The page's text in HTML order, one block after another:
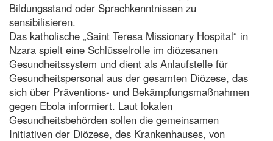
Bildungsstand oder Sprachkenntnissen zu
sensibilisieren.
Das katholische „Saint Teresa Missionary Hospital“ in
Nzara spielt eine Schlüsselrolle im diözesanen
Gesundheitssystem und dient als Anlaufstelle für
Gesundheitspersonal aus der gesamten Diözese, das
sich über Präventions- und Bekämpfungsmaßnahmen
gegen Ebola informiert. Laut lokalen
Gesundheitsbehörden sollen die gemeinsamen
Initiativen der Diözese, des Krankenhauses, von